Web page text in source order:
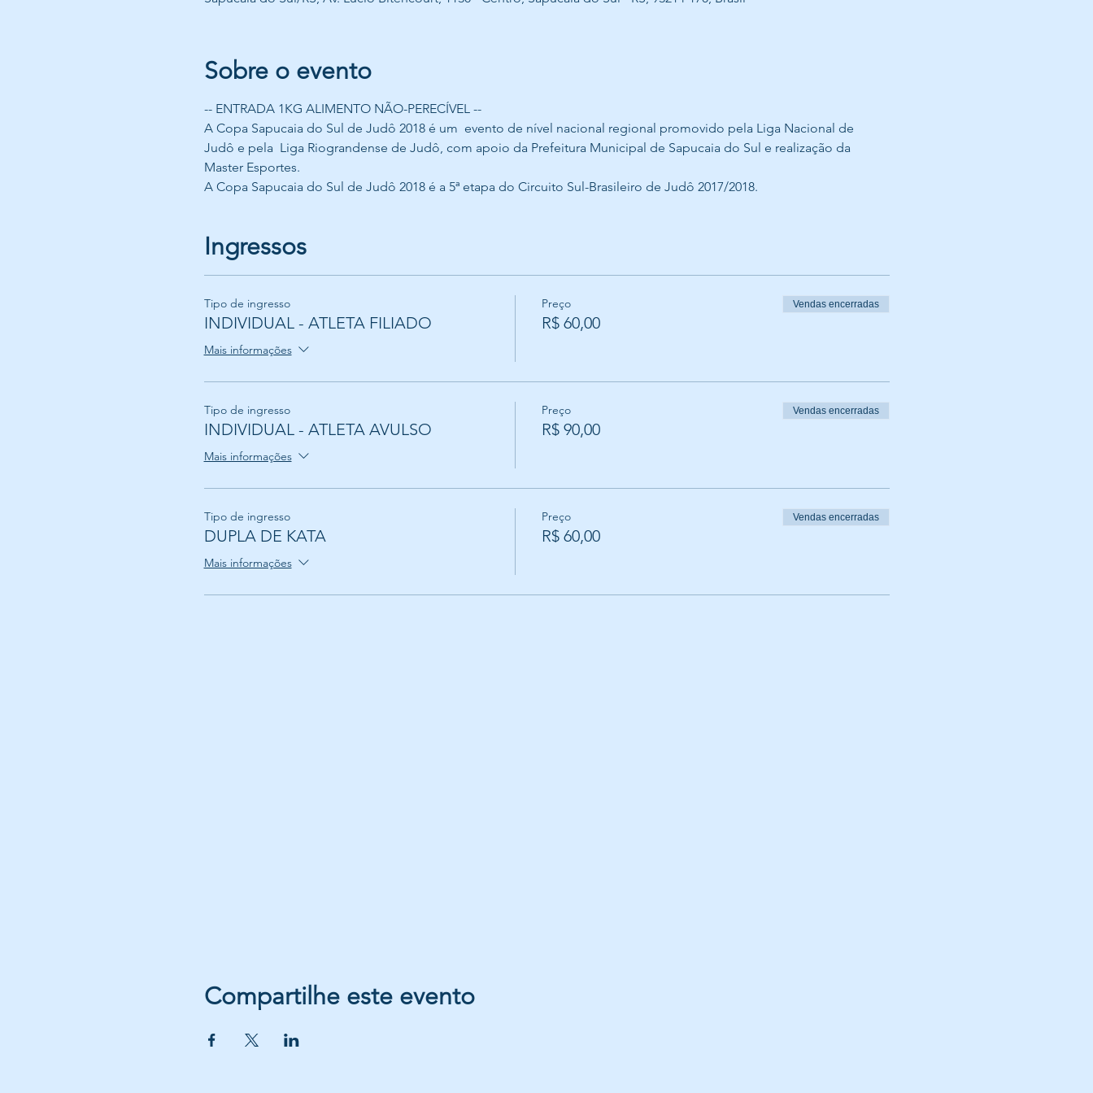
Sobre o evento
-- ENTRADA 1KG ALIMENTO NÃO-PERECÍVEL --
A Copa Sapucaia do Sul de Judô 2018 é um  evento de nível nacional regional promovido pela Liga Nacional de
Judô e pela  Liga Riograndense de Judô, com apoio da Prefeitura Municipal de Sapucaia do Sul e realização da
Master Esportes.
A Copa Sapucaia do Sul de Judô 2018 é a 5ª etapa do Circuito Sul-Brasileiro de Judô 2017/2018.
Ingressos
Tipo de ingresso
INDIVIDUAL - ATLETA FILIADO
Mais informações
Preço
R$ 60,00
Vendas encerradas
Tipo de ingresso
INDIVIDUAL - ATLETA AVULSO
Mais informações
Preço
R$ 90,00
Vendas encerradas
Tipo de ingresso
DUPLA DE KATA
Mais informações
Preço
R$ 60,00
Vendas encerradas
Compartilhe este evento